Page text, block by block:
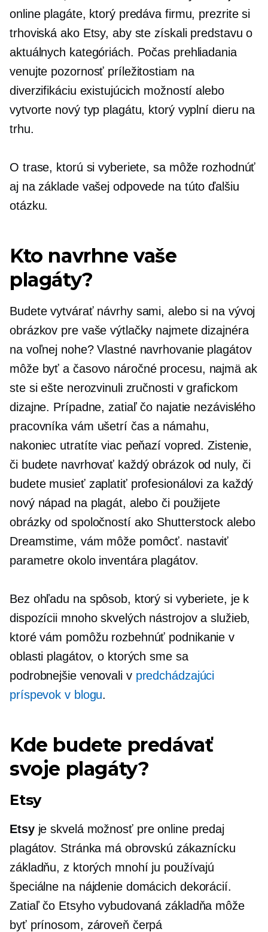
online plagáte, ktorý predáva firmu, prezrite si
trhoviská ako Etsy, aby ste získali predstavu o
aktuálnych kategóriách. Počas prehliadania
venujte pozornosť príležitostiam na
diverzifikáciu existujúcich možností alebo
vytvorte nový typ plagátu, ktorý vyplní dieru na
trhu.
O trase, ktorú si vyberiete, sa môže rozhodnúť
aj na základe vašej odpovede na túto ďalšiu
otázku.
Kto navrhne vaše
plagáty?
Budete vytvárať návrhy sami, alebo si na vývoj
obrázkov pre vaše výtlačky najmete dizajnéra
na voľnej nohe? Vlastné navrhovanie plagátov
môže byť a časovo náročnéprocesu, najmä ak
ste si ešte nerozvinuli zručnosti v grafickom
dizajne. Prípadne, zatiaľ čo najatie nezávislého
pracovníka vám ušetrí čas a námahu,
nakoniec utratíte viac peňazí vopred. Zistenie,
či budete navrhovať každý obrázok od nuly, či
budete musieť zaplatiť profesionálovi za každý
nový nápad na plagát, alebo či použijete
obrázky od spoločností ako Shutterstock alebo
Dreamstime, vám môže pomôcť. nastaviť
parametre okolo inventára plagátov.
Bez ohľadu na spôsob, ktorý si vyberiete, je k
dispozícii mnoho skvelých nástrojov a služieb,
ktoré vám pomôžu rozbehnúť podnikanie v
oblasti plagátov, o ktorých sme sa
podrobnejšie venovali v predchádzajúci
príspevok v blogu.
Kde budete predávať
svoje plagáty?
Etsy
Etsyje skvelá možnosť pre online predaj
plagátov. Stránka má obrovskú zákaznícku
základňu, z ktorých mnohí ju používajú
špeciálne na nájdenie domácich dekorácií.
Zatiaľ čo Etsyho vybudovaná základňa môže
byť prínosom, zároveň čerpá